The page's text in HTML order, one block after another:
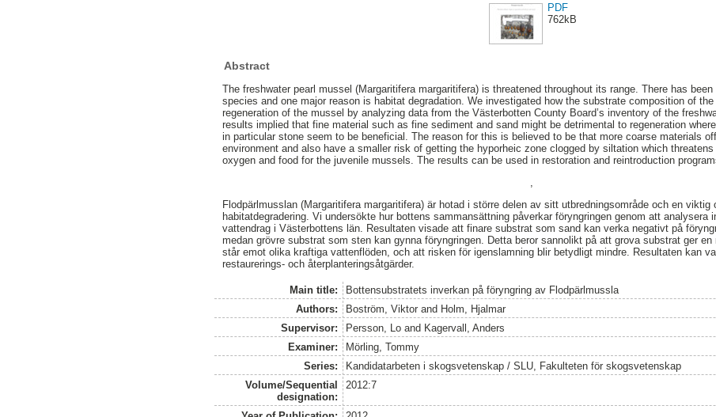
PDF
762kB
Abstract
The freshwater pearl mussel (Margaritifera margaritifera) is threatened throughout its range. There has
species and one major reason is habitat degradation. We investigated how the substrate composition of
regeneration of the mussel by analyzing data from the Västerbotten County Board’s inventory of the
results implied that fine material such as fine sediment and sand might be detrimental to regeneration
in particular stone seem to be beneficial. The reason for this is believed to be that more coarse materials
environment and also have a smaller risk of getting the hyporheic zone clogged by siltation which
oxygen and food for the juvenile mussels. The results can be used in restoration and reintroduction
Flodpärlmusslan (Margaritifera margaritifera) är hotad i större delen av sitt utbredningsområde och en viktig
habitatdegradering. Vi undersökte hur bottens sammansättning påverkar föryngringen genom att analysera
vattendrag i Västerbottens län. Resultaten visade att finare substrat som sand kan verka negativt på
medan grövre substrat som sten kan gynna föryngringen. Detta beror sannolikt på att grova substrat ger
står emot olika kraftiga vattenflöden, och att risken för igenslamning blir betydligt mindre. Resultaten kan
restaurerings- och återplanteringsåtgärder.
Main title:
Bottensubstratets inverkan på föryngring av Flodpärlmussla
Authors:
Boström, Viktorand Holm, Hjalmar
Supervisor:
Persson, Loand Kagervall, Anders
Examiner:
Mörling, Tommy
Series:
Kandidatarbeten i skogsvetenskap / SLU, Fakulteten för skogsvetenskap
Volume/Sequential
designation:
2012:7